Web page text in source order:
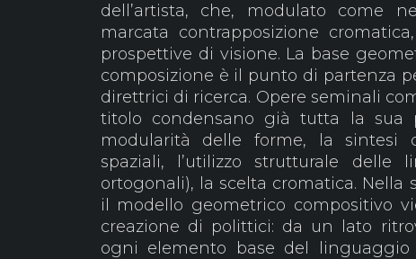
dell’artista, che, modulato come
marcata contrapposizione
prospettive di visione. La base
composizione è il punto di partenza
direttrici di ricerca. Opere seminali
titolo condensano già tutta la sua
modularità delle forme, la sintesi
spaziali, l’utilizzo strutturale delle
ortogonali), la scelta cromatica. Nella
il modello geometrico compositivo
creazione di polittici: da un lato
ogni elemento base del linguaggio